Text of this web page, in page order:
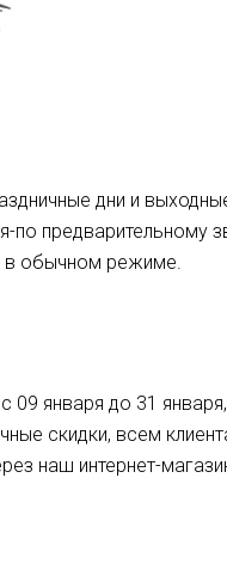
дни и
по предварительному
в обычном режиме.
09 января до 31 января,
скидки, всем
наш интернет-